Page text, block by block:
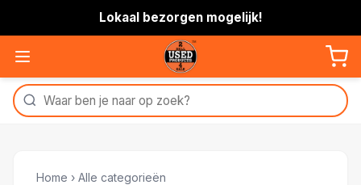
Lokaal bezorgen mogelijk!
Home › Alle categorieën